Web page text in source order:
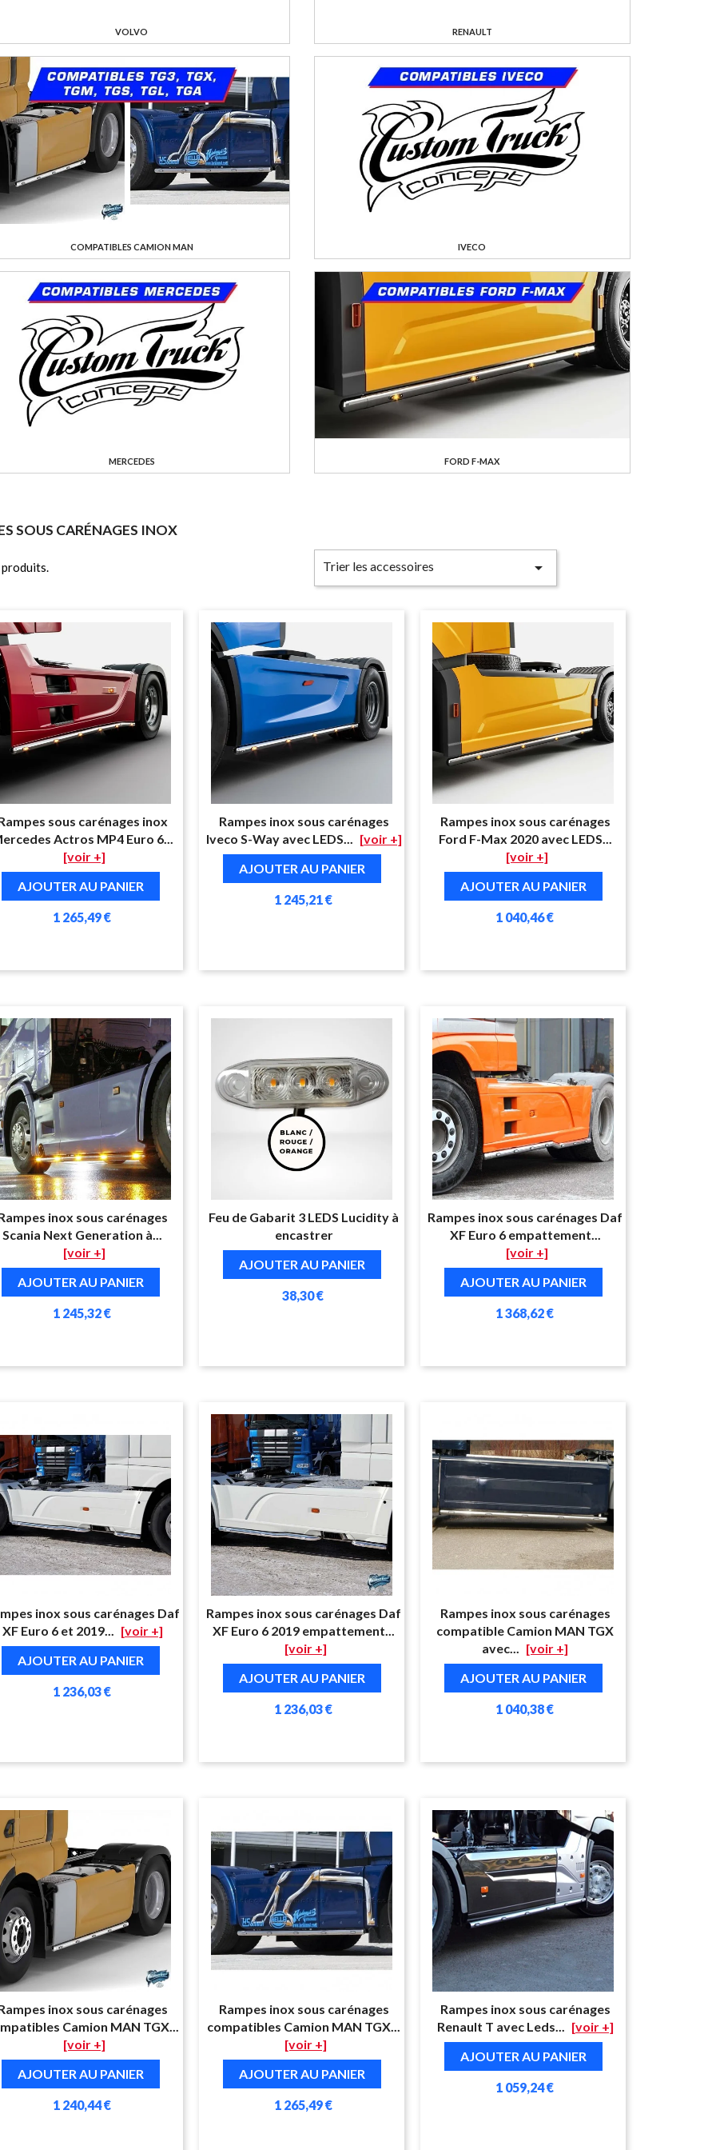
VOLVO RENAULT
COMPATIBLES CAMION MAN IVECO
MERCEDES FORD F-MAX
SOUS CARÉNAGES INOX
Trier les accessoires 
sous carénages inox
Actros MP4 Euro 6...
[voir +]
AJOUTER AU PANIER
1 265,49 €
Rampes inox sous carénages
Iveco S-Way avec LEDS...
[voir +]
AJOUTER AU PANIER
1 245,21 €
Rampes inox sous carénages
Ford F-Max 2020 avec LEDS...
[voir +]
AJOUTER AU PANIER
1 040,46 €
inox sous carénages
Scania Next Generation à...
[voir +]
AJOUTER AU PANIER
1 245,32 €
Feu de Gabarit 3 LEDS Lucidity à
encastrer
AJOUTER AU PANIER
38,30 €
Rampes inox sous carénages Daf
XF Euro 6 empattement...
[voir +]
AJOUTER AU PANIER
1 368,62 €
inox sous carénages Daf
XF Euro 6 et 2019...
[voir +]
AJOUTER AU PANIER
1 236,03 €
Rampes inox sous carénages Daf
XF Euro 6 2019 empattement...
[voir +]
AJOUTER AU PANIER
1 236,03 €
Rampes inox sous carénages
compatible Camion MAN TGX
avec...
[voir +]
AJOUTER AU PANIER
1 040,38 €
inox sous carénages
Camion MAN TGX...
[voir +]
AJOUTER AU PANIER
1 240,44 €
Rampes inox sous carénages
compatibles Camion MAN TGX...
[voir +]
AJOUTER AU PANIER
1 265,49 €
Rampes inox sous carénages
Renault T avec Leds...
[voir +]
AJOUTER AU PANIER
1 059,24 €